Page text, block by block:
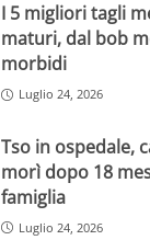
I 5 migliori tagli
maturi, dal bob
morbidi
Luglio 24, 2026
Tso in ospedale,
morì dopo 18
famiglia
Luglio 24, 2026